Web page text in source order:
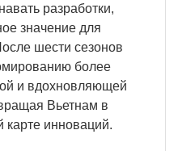
разработки,
значение для
шести сезонов
более
и вдохновляющей
Вьетнам в
инноваций.